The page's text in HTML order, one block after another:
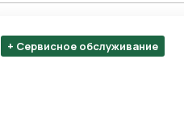
+ Сервисное обслуживание